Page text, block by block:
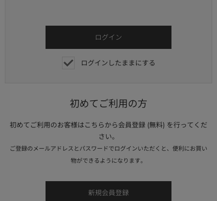
ログインしたままにする
初めてご利用の方
初めてご利用のお客様はこちらから会員登録 (無料) を行ってくだ
さい。
ご登録のメールアドレスとパスワードでログインいただくと、便利にお買い
物ができるようになります。